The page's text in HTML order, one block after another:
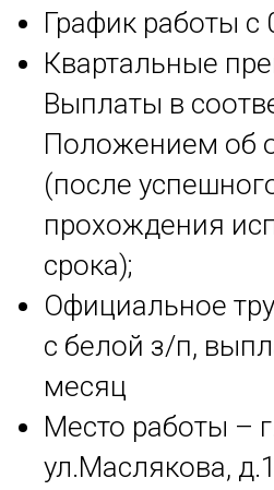
График работы c
Квартальные
Выплаты в
Положением об
(после
прохождения
срока);
Официальное
с белой з/п,
месяц
Место работы –
ул.Маслякова,